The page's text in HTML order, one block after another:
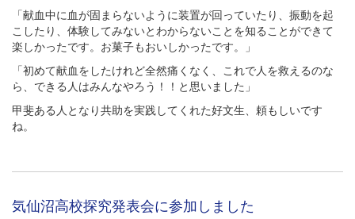
「献血中に血が固まらないように装置が回っていたり、振動を起
こしたり、体験してみないとわからないことを知ることができて
楽しかったです。お菓子もおいしかったです。」
「初めて献血をしたけれど全然痛くなく、これで人を救えるのな
ら、できる人はみんなやろう！！と思いました」
甲斐ある人となり共助を実践してくれた好文生、頼もしいです
ね。
気仙沼高校探究発表会に参加しました